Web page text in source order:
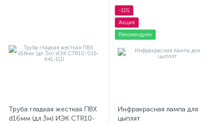
Труба гладкая жесткая ПВХ
d16мм (дл.3м) ИЭК CTR10-
-11%
Акция
Рекомендуем
Инфракрасная лампа для
цыплят